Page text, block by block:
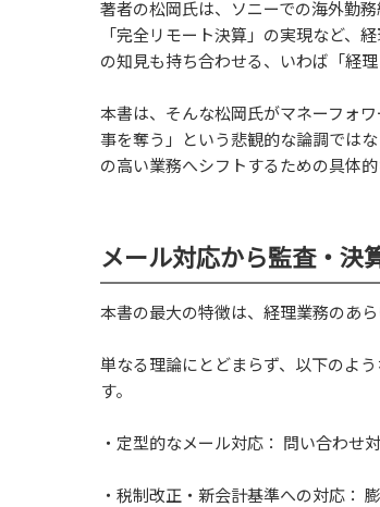
著者の松岡氏は、ソニーでの海外勤
「完全リモート決算」の実現など、
の知見も持ち合わせる、いわば「経
本書は、そんな松岡氏がマネーフォ
事を奪う」という悲観的な論調では
の高い業務へシフトするための具体
メール対応から監査・決
本書の最大の特徴は、経理業務のあ
単なる理論にとどまらず、以下のよ
す。
・定型的なメール対応： 問い合わせ
・税制改正・新会計基準への対応：